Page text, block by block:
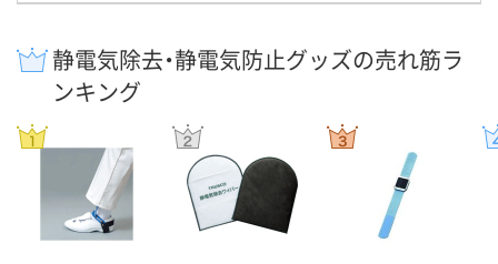
静電気除去・静電気防止グッズの売れ筋ラ
ンキング